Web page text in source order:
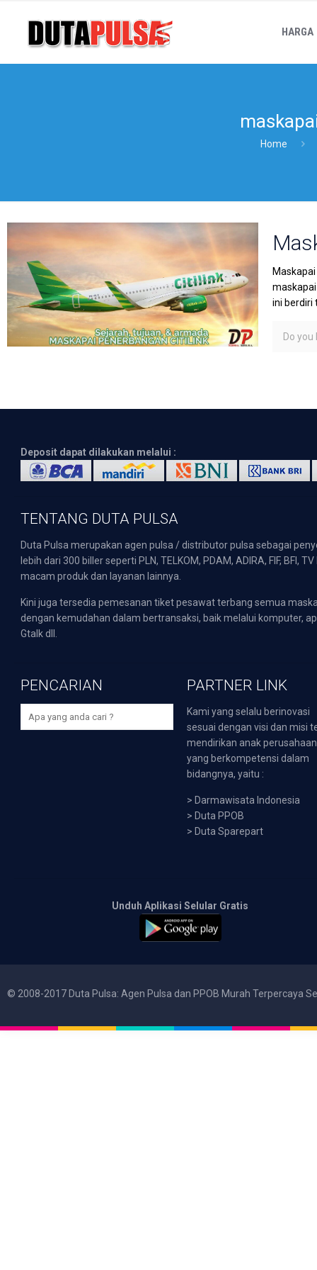
HARGA
Home
ini berdiri
Do you
Deposit dapat dilakukan melalui :
TENTANG DUTA PULSA
Duta Pulsa merupakan agen pulsa / distributor pulsa sebagai
lebih dari 300 biller seperti PLN, TELKOM, PDAM, ADIRA, FIF,
macam produk dan layanan lainnya.
Kini juga tersedia pemesanan tiket pesawat terbang semua
dengan kemudahan dalam bertransaksi, baik melalui komputer,
Gtalk dll.
PENCARIAN PARTNER LINK
Kami yang selalu berinovasi
sesuai dengan visi dan misi
mendirikan anak perusahaan
yang berkompetensi dalam
bidangnya, yaitu :
> Darmawisata Indonesia
> Duta PPOB
> Duta Sparepart
Unduh Aplikasi Selular Gratis
© 2008-2017 Duta Pulsa: Agen Pulsa dan PPOB Murah Terpercaya